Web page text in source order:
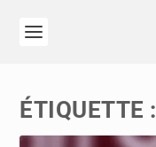
ÉTIQUETTE :